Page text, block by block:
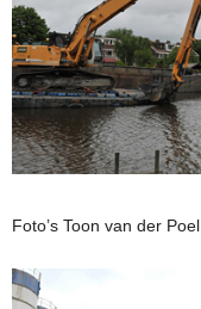
Foto’s Toon van der Poel